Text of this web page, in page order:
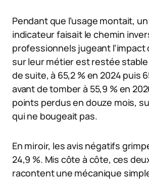
Pendant que l’usage montait,
indicateur faisait le chemin
professionnels jugeant l’impact
sur leur métier est restée
de suite, à 65,2 % en 2024 puis
avant de tomber à 55,9 % en
points perdus en douze mois,
qui ne bougeait pas.
En miroir, les avis négatifs
24,9 %. Mis côte à côte, ces
racontent une mécanique